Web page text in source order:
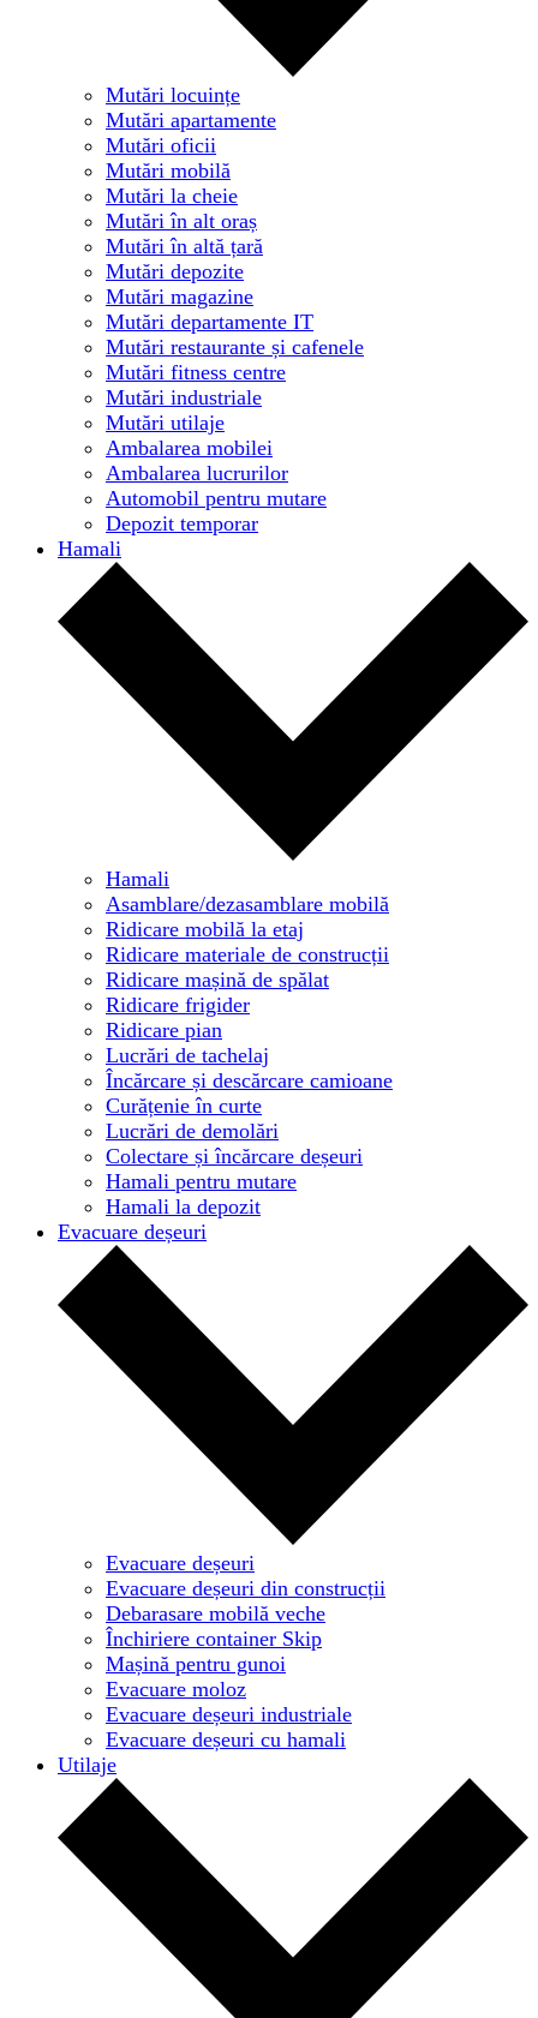
Mutări locuințe
Mutări apartamente
Mutări oficii
Mutări mobilă
Mutări la cheie
Mutări în alt oraș
Mutări în altă țară
Mutări depozite
Mutări magazine
Mutări departamente IT
Mutări restaurante și cafenele
Mutări fitness centre
Mutări industriale
Mutări utilaje
Ambalarea mobilei
Ambalarea lucrurilor
Automobil pentru mutare
Depozit temporar
Hamali
Hamali
Asamblare/dezasamblare mobilă
Ridicare mobilă la etaj
Ridicare materiale de construcții
Ridicare mașină de spălat
Ridicare frigider
Ridicare pian
Lucrări de tachelaj
Încărcare și descărcare camioane
Curățenie în curte
Lucrări de demolări
Colectare și încărcare deșeuri
Hamali pentru mutare
Hamali la depozit
Evacuare deșeuri
Evacuare deșeuri
Evacuare deșeuri din construcții
Debarasare mobilă veche
Închiriere container Skip
Mașină pentru gunoi
Evacuare moloz
Evacuare deșeuri industriale
Evacuare deșeuri cu hamali
Utilaje